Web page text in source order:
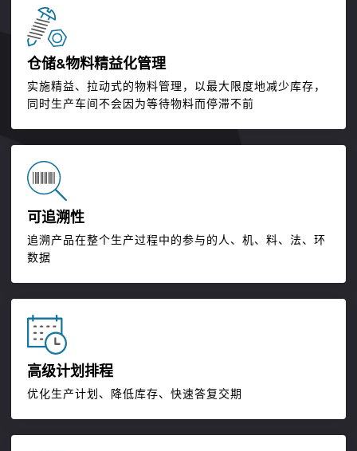
仓储&物料精益化管理
实施精益、拉动式的物料管理，以最大限度地减少库存，
同时生产车间不会因为等待物料而停滞不前
可追溯性
追溯产品在整个生产过程中的参与的人、机、料、法、环
数据
高级计划排程
优化生产计划、降低库存、快速答复交期